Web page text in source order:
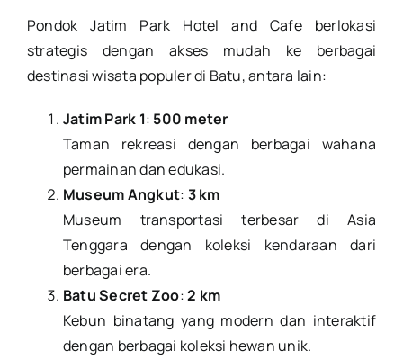
Pondok Jatim Park Hotel and Cafe berlokasi
strategis dengan akses mudah ke berbagai
destinasi wisata populer di Batu, antara lain:
Jatim Park 1: 500 meter
Taman rekreasi dengan berbagai wahana
permainan dan edukasi.
Museum Angkut: 3 km
Museum transportasi terbesar di Asia
Tenggara dengan koleksi kendaraan dari
berbagai era.
Batu Secret Zoo:2 km
Kebun binatang yang modern dan interaktif
dengan berbagai koleksi hewan unik.